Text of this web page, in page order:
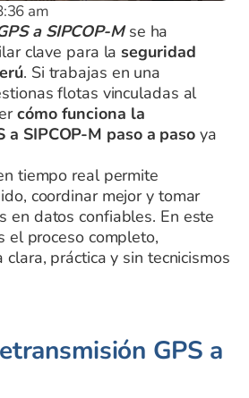
am
a SIPCOP-Mse ha
clave para laseguridad
. Si trabajas en una
flotas vinculadas al
cómo funciona la
a SIPCOP-M paso a paso ya
tiempo real permite
coordinar mejor y tomar
en datos confiables. En este
el proceso completo,
práctica y sin tecnicismos
GPS a